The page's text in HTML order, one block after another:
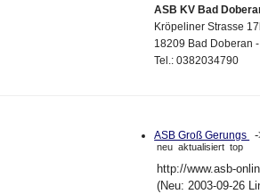
ASB KV Bad
Kröpeliner Strasse
18209 Bad Doberan -
Tel.: 0382034790
ASB Groß Gerungs
neu aktualisiert top
http://www.asb-
(Neu: 2003-09-26